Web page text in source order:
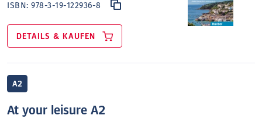
ISBN:978-3-19-122936-8
DETAILS & KAUFEN
A2
At your leisure A2